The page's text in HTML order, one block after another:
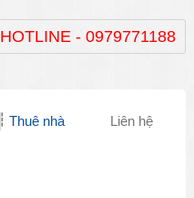
HOTLINE - 0979771188
Thuê nhà Liên hệ